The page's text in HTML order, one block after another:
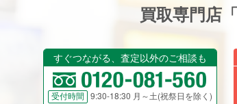
買取専門店
すぐつながる、査定以外のご相談も
受付時間 9:30-18:30 月～土(祝祭日を除く)